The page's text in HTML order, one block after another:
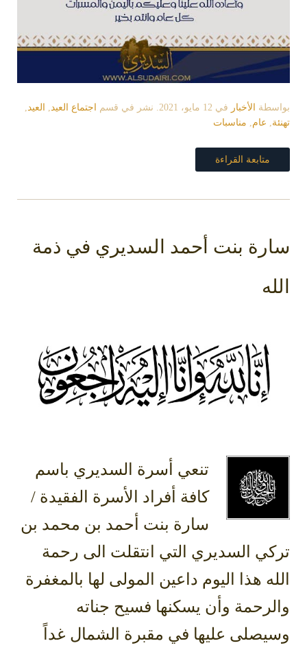
بواسطة الأخبار في 12 مايو، 2021 . نشر في قسم اجتماع العيد العيد
تهنئة
عام مناسبات
متابعة القراءة
سارة بنت أحمد السديري في ذمة
الله
تنعي أسرة السديري باسم
كافة أفراد الأسرة الفقيدة /
سارة بنت أحمد بن محمد بن
تركي السديري التي انتقلت الى رحمة
الله هذا اليوم داعين المولى لها بالمغفرة
والرحمة وأن يسكنها فسيح جناته
وسيصلى عليها في مقبرة الشمال غداً